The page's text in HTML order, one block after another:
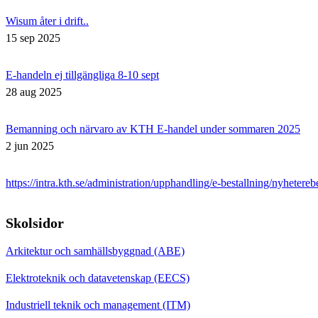
Wisum åter i drift..
15 sep 2025
E-handeln ej tillgängliga 8-10 sept
28 aug 2025
Bemanning och närvaro av KTH E-handel under sommaren 2025
2 jun 2025
https://intra.kth.se/administration/upphandling/e-bestallning/
Skolsidor
Arkitektur och samhällsbyggnad (ABE)
Elektroteknik och datavetenskap (EECS)
Industriell teknik och management (ITM)